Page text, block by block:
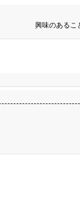
興味のあるこ